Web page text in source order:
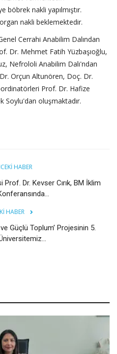
nakli yapılmıştır.
nakli beklemektedir.
Cerrahi Anabilim Dalından
Dr. Mehmet Fatih Yüzbaşıoğlu,
Nefrololi Anabilim Dalı'ndan
Orçun Altunören, Doç. Dr.
Prof. Dr. Hafize
Soylu'dan oluşmaktadır.
HABER
Dr. Kevser Cırık, BM İklim
HABER
Güçlü Toplum’ Projesinin 5.